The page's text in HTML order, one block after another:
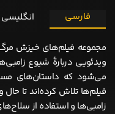
فارسی انگلیسی
ویدئویی دربارهٔ شیوع
می‌شود که داستان‌های
فیلم‌ها تلاش کرده‌اند تا حال
زامبی‌ها و استفاده از